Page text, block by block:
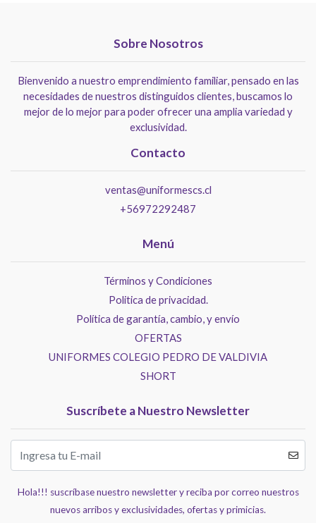
Sobre Nosotros
Bienvenido a nuestro emprendimiento familiar, pensado en las
necesidades de nuestros distinguidos clientes, buscamos lo
mejor de lo mejor para poder ofrecer una amplia variedad y
exclusividad.
Contacto
ventas@uniformescs.cl
+56972292487
Menú
Términos y Condiciones
Politica de privacidad.
Política de garantía, cambio, y envío
OFERTAS
UNIFORMES COLEGIO PEDRO DE VALDIVIA
SHORT
Suscríbete a Nuestro Newsletter
Hola!!! suscríbase nuestro newsletter y reciba por correo nuestros
nuevos arribos y exclusividades, ofertas y primicias.